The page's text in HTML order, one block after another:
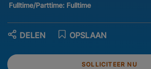
Fulltime/Parttime: Fulltime
SOLLICITEER NU
OPSLAAN
DELEN